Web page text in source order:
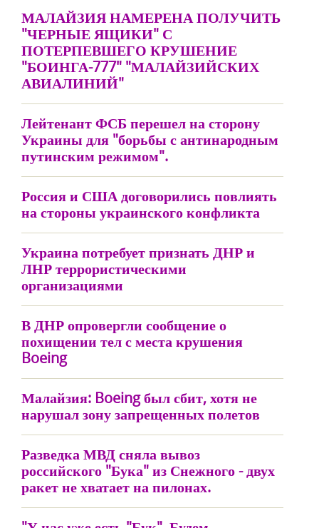
МАЛАЙЗИЯ НАМЕРЕНА ПОЛУЧИТЬ
"ЧЕРНЫЕ ЯЩИКИ" С
ПОТЕРПЕВШЕГО КРУШЕНИЕ
"БОИНГА-777" "МАЛАЙЗИЙСКИХ
АВИАЛИНИЙ"
Лейтенант ФСБ перешел на сторону
Украины для "борьбы с антинародным
путинским режимом".
Россия и США договорились повлиять
на стороны украинского конфликта
Украина потребует признать ДНР и
ЛНР террористическими
организациями
В ДНР опровергли сообщение о
похищении тел с места крушения
Boeing
Малайзия: Boeing был сбит, хотя не
нарушал зону запрещенных полетов
Разведка МВД сняла вывоз
российского "Бука" из Снежного - двух
ракет не хватает на пилонах.